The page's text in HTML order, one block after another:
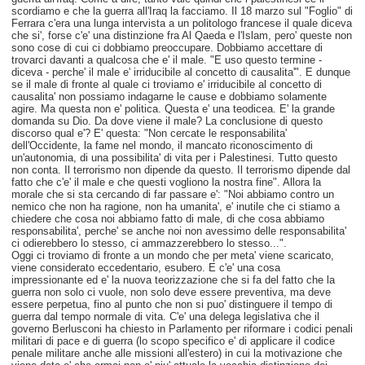
scordiamo e che la guerra all'Iraq la facciamo. Il 18 marzo sul "Foglio" di
Ferrara c'era una lunga intervista a un politologo francese il quale diceva
che si', forse c'e' una distinzione fra Al Qaeda e l'Islam, pero' queste non
sono cose di cui ci dobbiamo preoccupare. Dobbiamo accettare di
trovarci davanti a qualcosa che e' il male. "E uso questo termine -
diceva - perche' il male e' irriducibile al concetto di causalita'". E dunque
se il male di fronte al quale ci troviamo e' irriducibile al concetto di
causalita' non possiamo indagarne le cause e dobbiamo solamente
agire. Ma questa non e' politica. Questa e' una teodicea. E' la grande
domanda su Dio. Da dove viene il male? La conclusione di questo
discorso qual e'? E' questa: "Non cercate le responsabilita'
dell'Occidente, la fame nel mondo, il mancato riconoscimento di
un'autonomia, di una possibilita' di vita per i Palestinesi. Tutto questo
non conta. Il terrorismo non dipende da questo. Il terrorismo dipende dal
fatto che c'e' il male e che questi vogliono la nostra fine". Allora la
morale che si sta cercando di far passare e': "Noi abbiamo contro un
nemico che non ha ragione, non ha umanita', e' inutile che ci stiamo a
chiedere che cosa noi abbiamo fatto di male, di che cosa abbiamo
responsabilita', perche' se anche noi non avessimo delle responsabilita'
ci odierebbero lo stesso, ci ammazzerebbero lo stesso...".
Oggi ci troviamo di fronte a un mondo che per meta' viene scaricato,
viene considerato eccedentario, esubero. E c'e' una cosa
impressionante ed e' la nuova teorizzazione che si fa del fatto che la
guerra non solo ci vuole, non solo deve essere preventiva, ma deve
essere perpetua, fino al punto che non si puo' distinguere il tempo di
guerra dal tempo normale di vita. C'e' una delega legislativa che il
governo Berlusconi ha chiesto in Parlamento per riformare i codici penali
militari di pace e di guerra (lo scopo specifico e' di applicare il codice
penale militare anche alle missioni all'estero) in cui la motivazione che